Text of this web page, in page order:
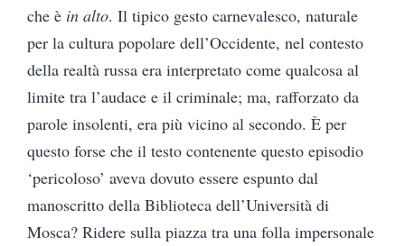
che è in alto. Il tipico gesto carnevalesco, naturale
per la cultura popolare dell’Occidente, nel contesto
della realtà russa era interpretato come qualcosa al
limite tra l’audace e il criminale; ma, rafforzato da
parole insolenti, era più vicino al secondo. È per
questo forse che il testo contenente questo episodio
‘pericoloso’ aveva dovuto essere espunto dal
manoscritto della Biblioteca dell’Università di
Mosca? Ridere sulla piazza tra una folla impersonale